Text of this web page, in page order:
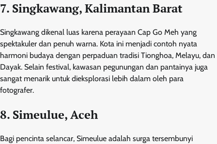
7. Singkawang, Kalimantan Barat
Singkawang dikenal luas karena perayaan Cap Go Meh yang
spektakuler dan penuh warna. Kota ini menjadi contoh nyata
harmoni budaya dengan perpaduan tradisi Tionghoa, Melayu, dan
Dayak. Selain festival, kawasan pegunungan dan pantainya juga
sangat menarik untuk dieksplorasi lebih dalam oleh para
fotografer.
8. Simeulue, Aceh
Bagi pencinta selancar, Simeulue adalah surga tersembunyi